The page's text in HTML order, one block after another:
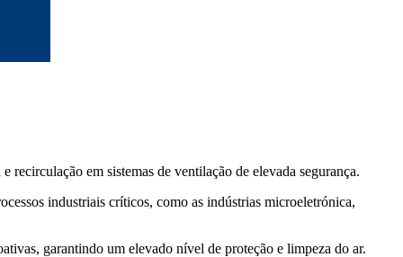
em sistemas de ventilação de elevada segurança.
industriais críticos, como as indústrias microeletrónica,
garantindo um elevado nível de proteção e limpeza do ar.